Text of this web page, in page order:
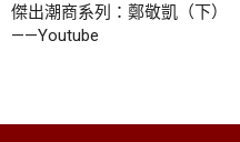
傑出潮商系列：鄭敬凱（下）
——Youtube